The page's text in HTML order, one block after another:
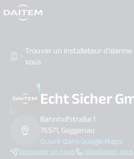
search.label
Trouver un installateur
vous
Echt Sicher
Bahnhofstraße 1
76571, Gaggenau
Ouvrir dans Google Maps
Demander un devis Téléphonez-nous